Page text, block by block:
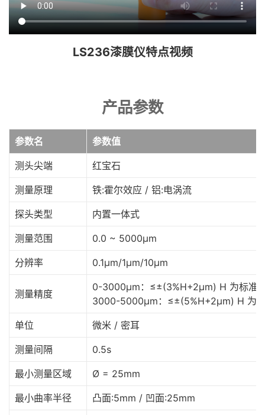
LS236漆膜仪特点视频
产品参数
参数名 参数值
测头尖端 红宝石
测量原理 铁:霍尔效应 / 铝:电涡流
探头类型 内置一体式
测量范围 0.0 ~ 5000μm
分辨率 0.1μm/1μm/10μm
测量精度
0-3000μm：≤±(3%H+2μm) H 为标准
3000-5000μm：≤±(5%H+2μm) H 为
单位 微米 / 密耳
测量间隔 0.5s
最小测量区域 Ø = 25mm
最小曲率半径 凸面:5mm / 凹面:25mm